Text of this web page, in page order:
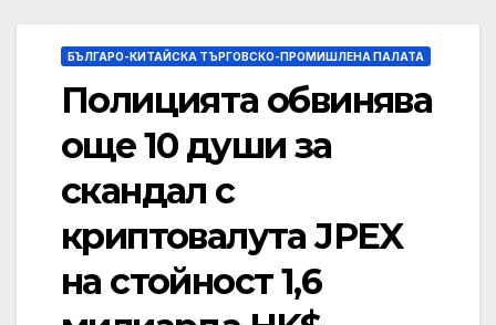
БЪЛГАРО-КИТАЙСКА ТЪРГОВСКО-ПРОМИШЛЕНА ПАЛАТА
Полицията обвинява
още 10 души за
скандал с
криптовалута JPEX
на стойност 1,6